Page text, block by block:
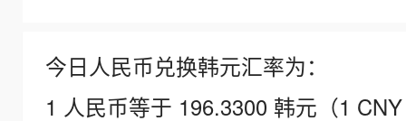
今日人民币兑换韩元汇率为：
1 人民币等于 196.3300 韩元（1